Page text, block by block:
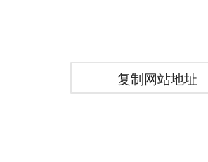
复制网站地址